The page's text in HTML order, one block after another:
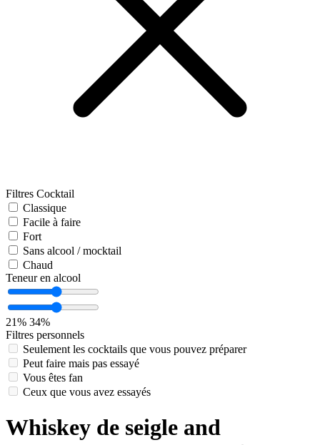
Filtres Cocktail
Classique
Facile à faire
Fort
Sans alcool / mocktail
Chaud
Teneur en alcool
21% 34%
Filtres personnels
Seulement les cocktails que vous pouvez préparer
Peut faire mais pas essayé
Vous êtes fan
Ceux que vous avez essayés
Whiskey de seigle and